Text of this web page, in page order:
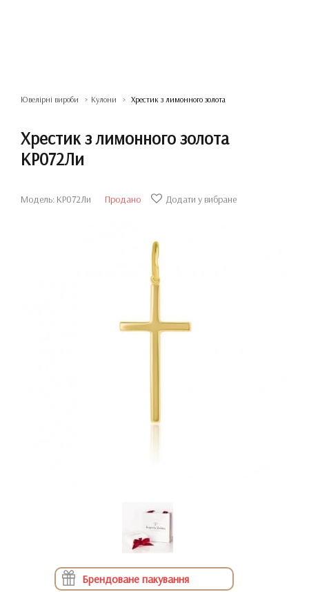
Ювелірні вироби Кулони Хрестик з лимонного золота
Хрестик з лимонного золота
КР072Ли
Модель: КР072Ли Продано Додати у вибране
Брендоване пакування